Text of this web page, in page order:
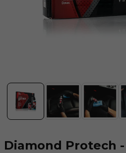
Diamond Protech